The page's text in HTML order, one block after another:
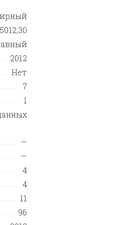
5012,30
2012
Нет
7
1
—
—
4
4
11
96